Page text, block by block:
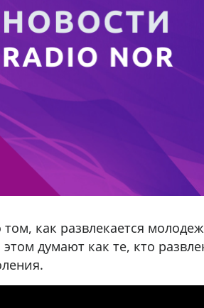
как развлекается
думают как те, кто